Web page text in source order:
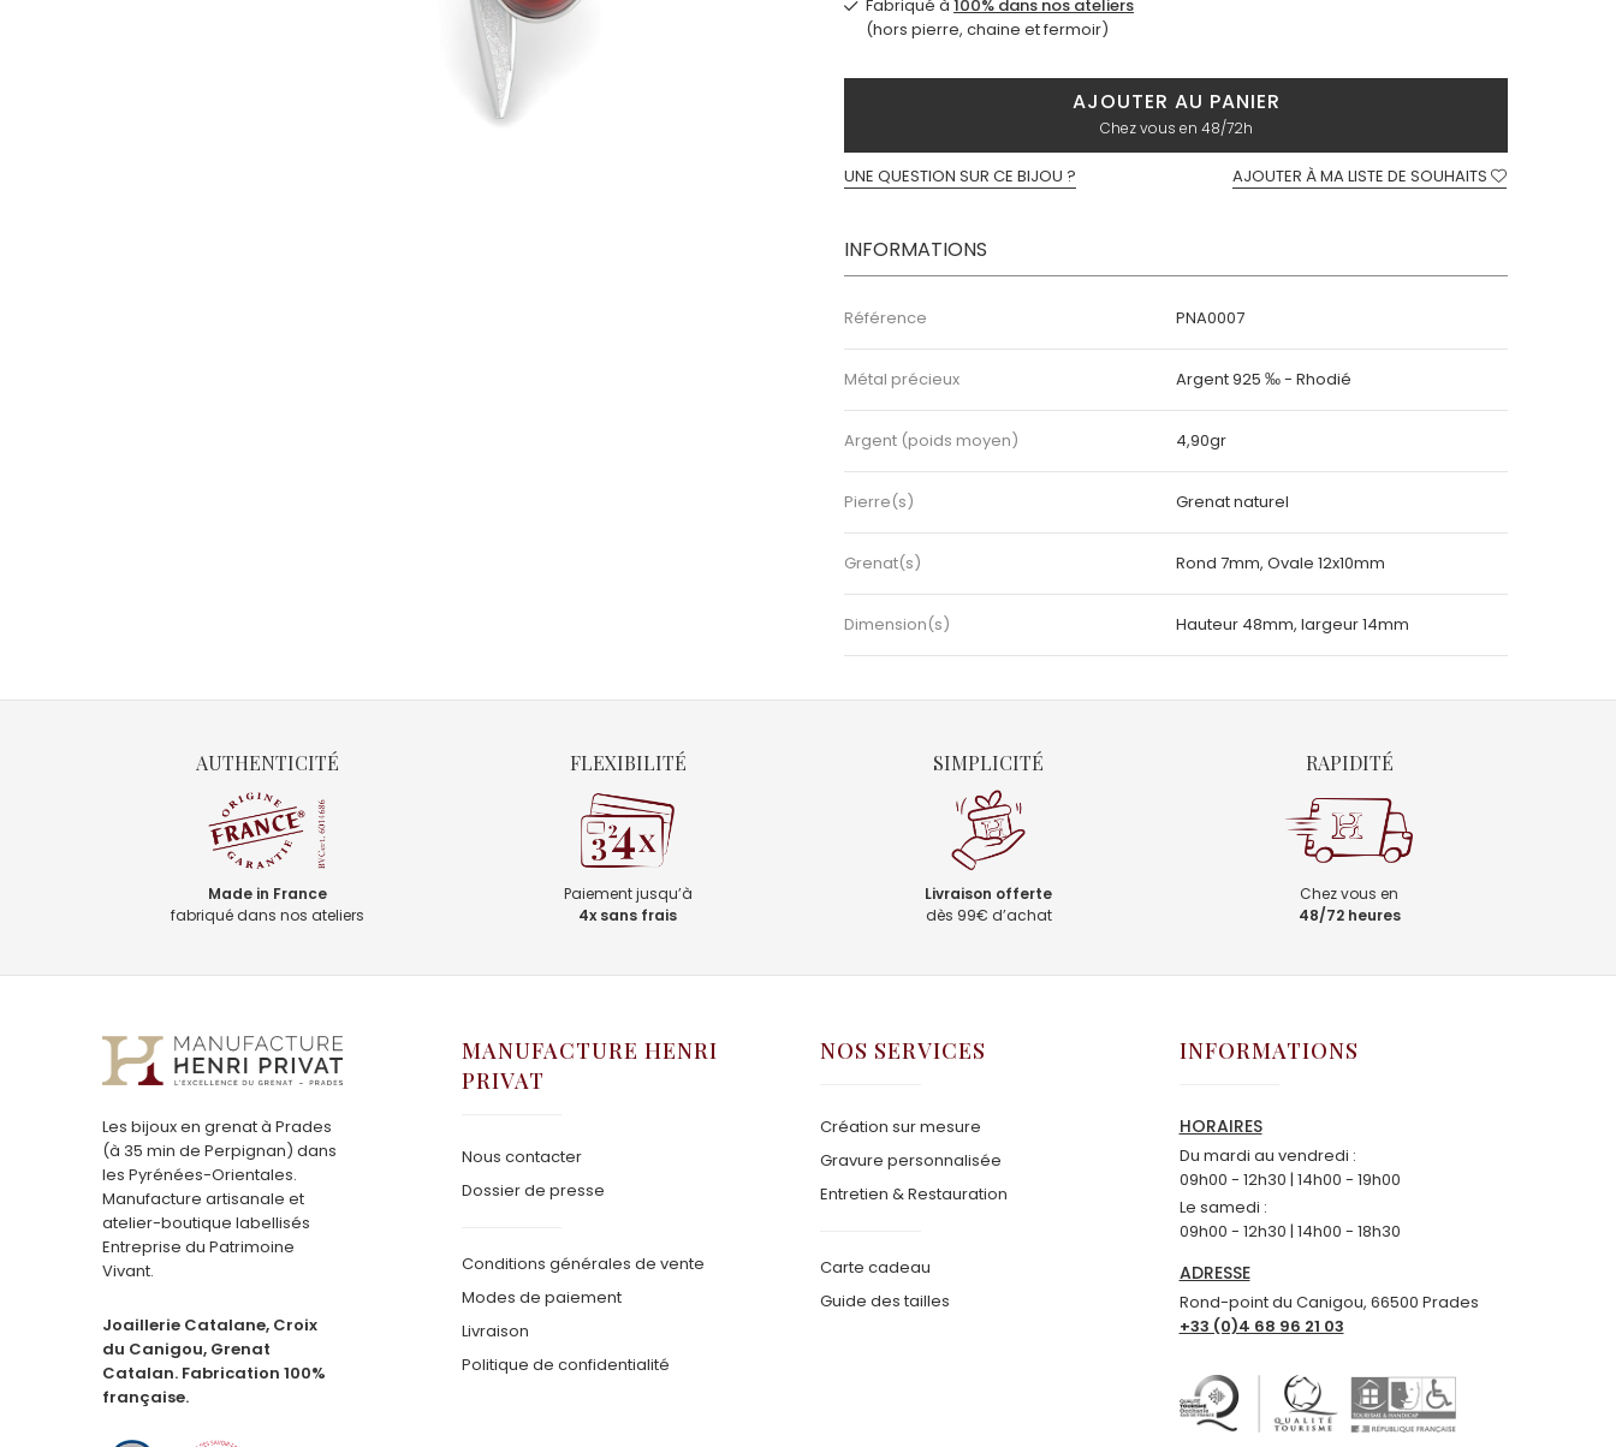
Fabriqué à 100% dans nos ateliers
(hors pierre, chaine et fermoir)
AJOUTER AU PANIER
Chez vous en 48/72h
UNE QUESTION SUR CE BIJOU ? AJOUTER À MA LISTE DE SOUHAITS
INFORMATIONS
Référence PNA0007
Métal précieux Argent 925 ‰ - Rhodié
Argent (poids moyen) 4,90gr
Pierre(s) Grenat naturel
Grenat(s) Rond 7mm, Ovale 12x10mm
Dimension(s) Hauteur 48mm, largeur 14mm
AUTHENTICITÉ
Made in France
fabriqué dans nos ateliers
FLEXIBILITÉ
Paiement jusqu’à
4x sans frais
SIMPLICITÉ
Livraison offerte
dès 99€ d’achat
RAPIDITÉ
Chez vous en
48/72 heures
Les bijoux en grenat à Prades
(à 35 min de Perpignan) dans
les Pyrénées-Orientales.
Manufacture artisanale et
atelier-boutique labellisés
Entreprise du Patrimoine
Vivant.
Joaillerie Catalane, Croix
du Canigou, Grenat
Catalan. Fabrication 100%
française.
MANUFACTURE HENRI
PRIVAT
Nous contacter
Dossier de presse
Conditions générales de vente
Modes de paiement
Livraison
Politique de confidentialité
NOS SERVICES
Création sur mesure
Gravure personnalisée
Entretien & Restauration
Carte cadeau
Guide des tailles
INFORMATIONS
HORAIRES
Du mardi au vendredi :
09h00 - 12h30 | 14h00 - 19h00
Le samedi :
09h00 - 12h30 | 14h00 - 18h30
ADRESSE
Rond-point du Canigou, 66500 Prades
+33 (0)4 68 96 21 03